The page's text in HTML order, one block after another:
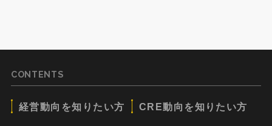
CONTENTS
経営動向を知りたい方 CRE動向を知りたい方